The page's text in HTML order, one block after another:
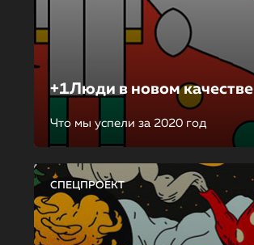
+1Люди в новом качестве
Что мы успели за 2020 год
СПЕЦПРОЕКТ